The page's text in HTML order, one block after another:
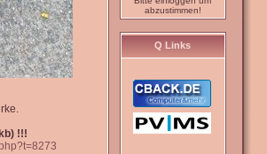
!!!
abzustimmen!
Q Links